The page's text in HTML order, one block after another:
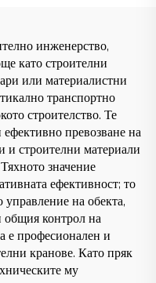
инженерство,
като строителни
или материалистни
транспортно
строителство. Те
ефективно превозване на
и строителни материали
значение
ефективност; то
управление на обекта,
общия контрол на
е професионален и
кранове. Като пряк
му